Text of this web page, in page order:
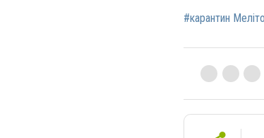
#карантин